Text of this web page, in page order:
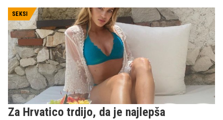
SEKSI
Za Hrvatico trdijo, da je najlepša